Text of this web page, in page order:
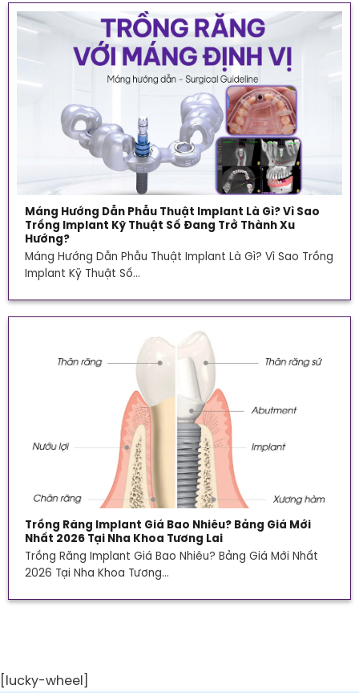
Máng Hướng Dẫn Phẫu Thuật Implant Là Gì? Vì Sao
Trồng Implant Kỹ Thuật Số Đang Trở Thành Xu
Hướng?
Máng Hướng Dẫn Phẫu Thuật Implant Là Gì? Vì Sao Trồng
Implant Kỹ Thuật Số...
Trồng Răng Implant Giá Bao Nhiêu? Bảng Giá Mới
Nhất 2026 Tại Nha Khoa Tương Lai
Trồng Răng Implant Giá Bao Nhiêu? Bảng Giá Mới Nhất
2026 Tại Nha Khoa Tương...
[lucky-wheel]